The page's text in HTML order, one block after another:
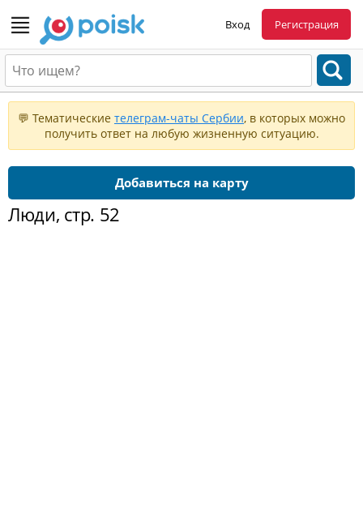
Вход Регистрация
💬 Тематические телеграм-чаты Сербии, в которых можно
получить ответ на любую жизненную ситуацию.
Добавиться на карту
Люди, стр. 52